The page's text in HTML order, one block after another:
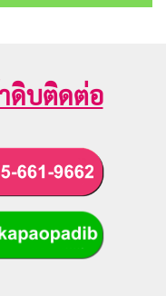
ดิบติดต่อ